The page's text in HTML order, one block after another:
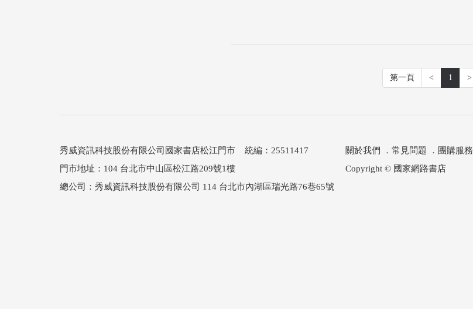
第一頁 < 1 >
秀威資訊科技股份有限公司國家書店松江門市 統編：25511417
門市地址：104 台北市中山區松江路209號1樓
關於我們 ． 常見問題 ． 團購服務
Copyright © 國家網路書店
總公司：秀威資訊科技股份有限公司 114 台北市內湖區瑞光路76巷65號